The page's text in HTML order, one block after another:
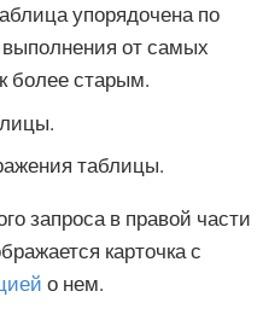
упорядочена по
от самых
более старым.
таблицы.
запроса в правой части
карточка с
о нем.